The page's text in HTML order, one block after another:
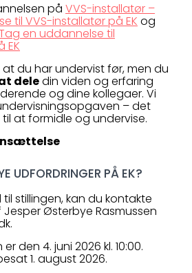
på VVS-installatør –
til VVS-installatør på EK og
en uddannelse til
EK
at du har undervist før, men du
deledin viden og erfaring
og dine kollegaer. Vi
– det
at formidle og undervise.
UDFORDRINGER PÅ EK?
stillingen, kan du kontakte
Østerbye Rasmussen
den 4. juni 2026 kl. 10:00.
1. august 2026.